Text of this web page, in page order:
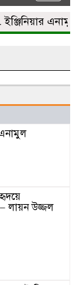
এনামুল
– লায়ন উজ্জল